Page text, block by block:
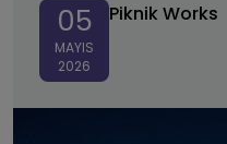
05
MAYIS
2026
Piknik Works